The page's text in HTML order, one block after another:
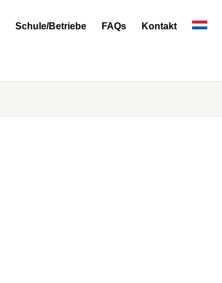
Schule/Betriebe FAQs Kontakt